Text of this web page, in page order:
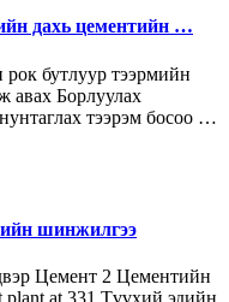
дахь цементийн …
бутлуур тээрмийн
авах Борлуулах
тээрэм босоо …
шинжилгээ
Цемент 2 Цементийн